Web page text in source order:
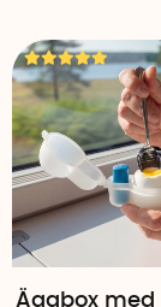
Äggbox med